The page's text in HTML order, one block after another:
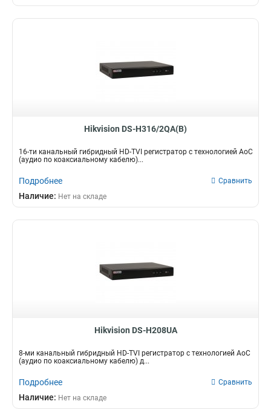
Hikvision DS-H316/2QA(B)
16-ти канальный гибридный HD-TVI регистратор c технологией AoC
(аудио по коаксиальному кабелю)...
Подробнее Сравнить
Наличие: Нет на складе
Hikvision DS-H208UA
8-ми канальный гибридный HD-TVI регистратор c технологией AoC
(аудио по коаксиальному кабелю) д...
Подробнее Сравнить
Наличие: Нет на складе